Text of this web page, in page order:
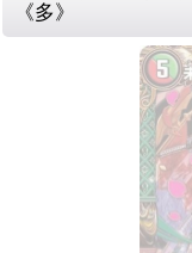
《多》